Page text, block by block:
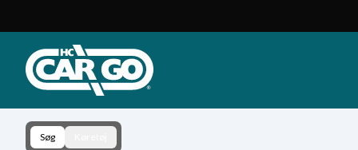
Download
Kontakt
Søg